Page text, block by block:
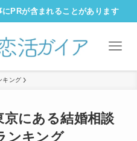
PRが含まれることがあります
キング
京にある結婚相談
ンキング